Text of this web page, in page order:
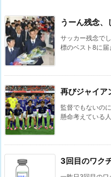
うーん残念、
サッカー残念で
標のベスト8に
再びジャイア
監督でもないの
懸命考えている
3回目のワク